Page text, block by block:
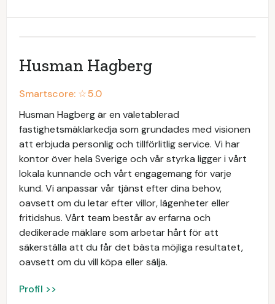
Husman Hagberg
Smartscore: ☆5.0
Husman Hagberg är en väletablerad
fastighetsmäklarkedja som grundades med visionen
att erbjuda personlig och tillförlitlig service. Vi har
kontor över hela Sverige och vår styrka ligger i vårt
lokala kunnande och vårt engagemang för varje
kund. Vi anpassar vår tjänst efter dina behov,
oavsett om du letar efter villor, lägenheter eller
fritidshus. Vårt team består av erfarna och
dedikerade mäklare som arbetar hårt för att
säkerställa att du får det bästa möjliga resultatet,
oavsett om du vill köpa eller sälja.
Profil >>